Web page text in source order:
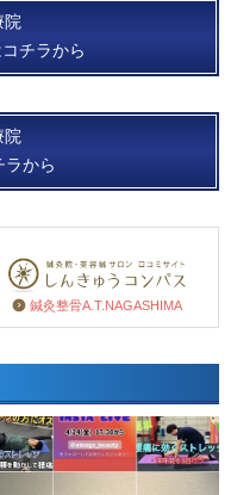
院
チラから
院
ラから
鍼灸整骨A.T.NAGASHIMA